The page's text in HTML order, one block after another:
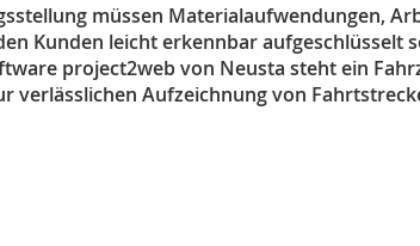
müssen Materialaufwendungen,
Kunden leicht erkennbar aufgeschlüsselt
project2web von Neusta steht ein
verlässlichen Aufzeichnung von